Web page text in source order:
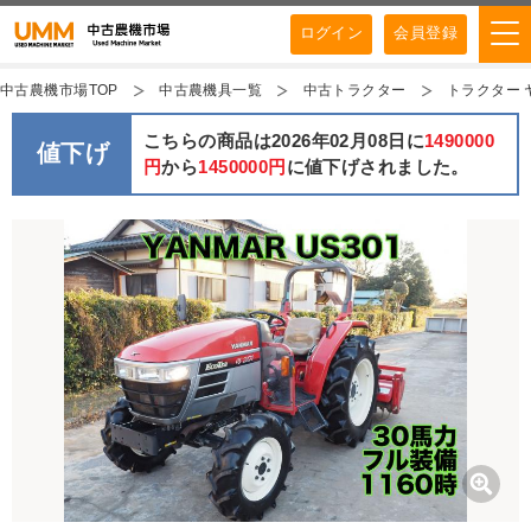
ログイン 会員登録
中古農機市場TOP 中古農機具一覧 中古トラクター トラクター
値下げ こちらの商品は2026年02月08日に1490000
円から1450000円 に値下げされました。